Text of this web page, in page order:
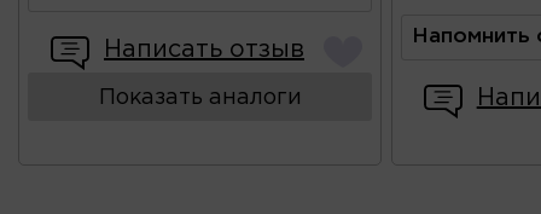
Написать отзыв
Показать аналоги
Напомнить